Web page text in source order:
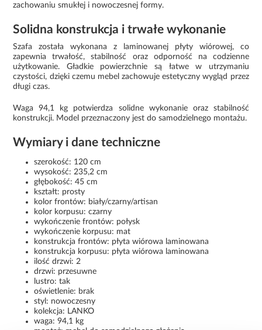
zachowaniu smukłej i nowoczesnej formy.
Solidna konstrukcja i trwałe wykonanie
Szafa została wykonana z laminowanej płyty wiórowej, co
zapewnia trwałość, stabilność oraz odporność na codzienne
użytkowanie. Gładkie powierzchnie są łatwe w utrzymaniu
czystości, dzięki czemu mebel zachowuje estetyczny wygląd przez
długi czas.
Waga 94,1 kg potwierdza solidne wykonanie oraz stabilność
konstrukcji. Model przeznaczony jest do samodzielnego montażu.
Wymiary i dane techniczne
szerokość: 120 cm
wysokość: 235,2 cm
głębokość: 45 cm
kształt: prosty
kolor frontów: biały/czarny/artisan
kolor korpusu: czarny
wykończenie frontów: połysk
wykończenie korpusu: mat
konstrukcja frontów: płyta wiórowa laminowana
konstrukcja korpusu: płyta wiórowa laminowana
ilość drzwi: 2
drzwi: przesuwne
lustro: tak
oświetlenie: brak
styl: nowoczesny
kolekcja: LANKO
waga: 94,1 kg